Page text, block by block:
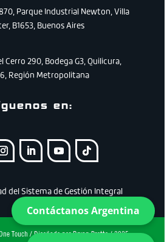
Parque Industrial Newton, Villa
B1653, Buenos Aires
Cerro 290, Bodega G3, Quilicura,
, Región Metropolitana
en:
del Sistema de Gestión Integral
Touch / Diseñado por Bryan Protto / 2025
Contáctanos Argentina